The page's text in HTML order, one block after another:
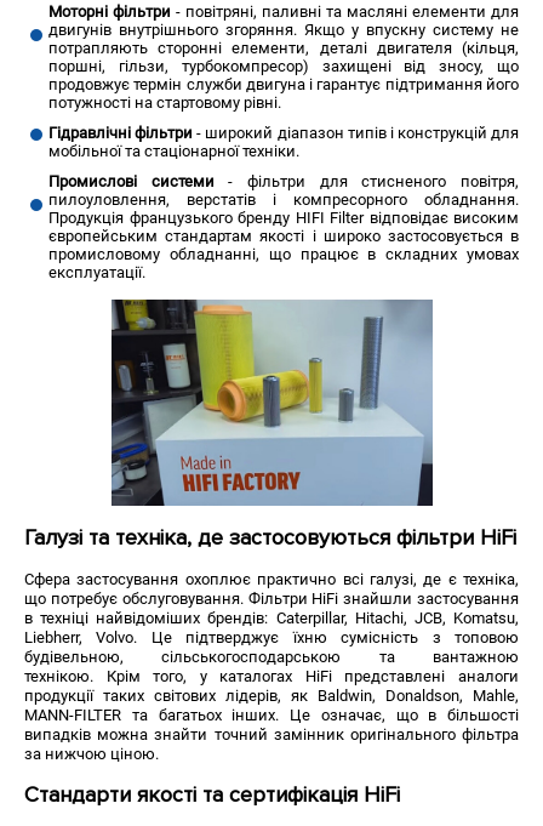
Моторні фільтри - повітряні, паливні та масляні елементи для
двигунів внутрішнього згоряння. Якщо у впускну систему не
потрапляють сторонні елементи, деталі двигателя (кільця,
поршні, гільзи, турбокомпресор) захищені від зносу, що
продовжує термін служби двигуна і гарантує підтримання його
потужності на стартовому рівні.
Гідравлічні фільтри- широкий діапазон типів і конструкцій для
мобільної та стаціонарної техніки.
Промислові системи- фільтри для стисненого повітря,
пилоуловлення, верстатів і компресорного обладнання.
Продукція французького бренду HIFI Filter відповідає високим
європейським стандартам якості і широко застосовується в
промисловому обладнанні, що працює в складних умовах
експлуатації.
Галузі та техніка, де застосовуються фільтри HiFi
Сфера застосування охоплює практично всі галузі, де є техніка,
що потребує обслуговування. Фільтри HiFi знайшли застосування
в техніці найвідоміших брендів: Caterpillar, Hitachi, JCB, Komatsu,
Liebherr, Volvo. Це підтверджує їхню сумісність з топовою
будівельною, сільськогосподарською та вантажною
технікою. Крім того, у каталогах HiFi представлені аналоги
продукції таких світових лідерів, як Baldwin, Donaldson, Mahle,
MANN-FILTER та багатьох інших. Це означає, що в більшості
випадків можна знайти точний замінник оригінального фільтра
за нижчою ціною.
Стандарти якості та сертифікація HiFi